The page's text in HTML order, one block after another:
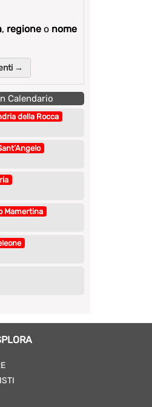
, regione o nome
→
Calendario
della Rocca
Mamertina